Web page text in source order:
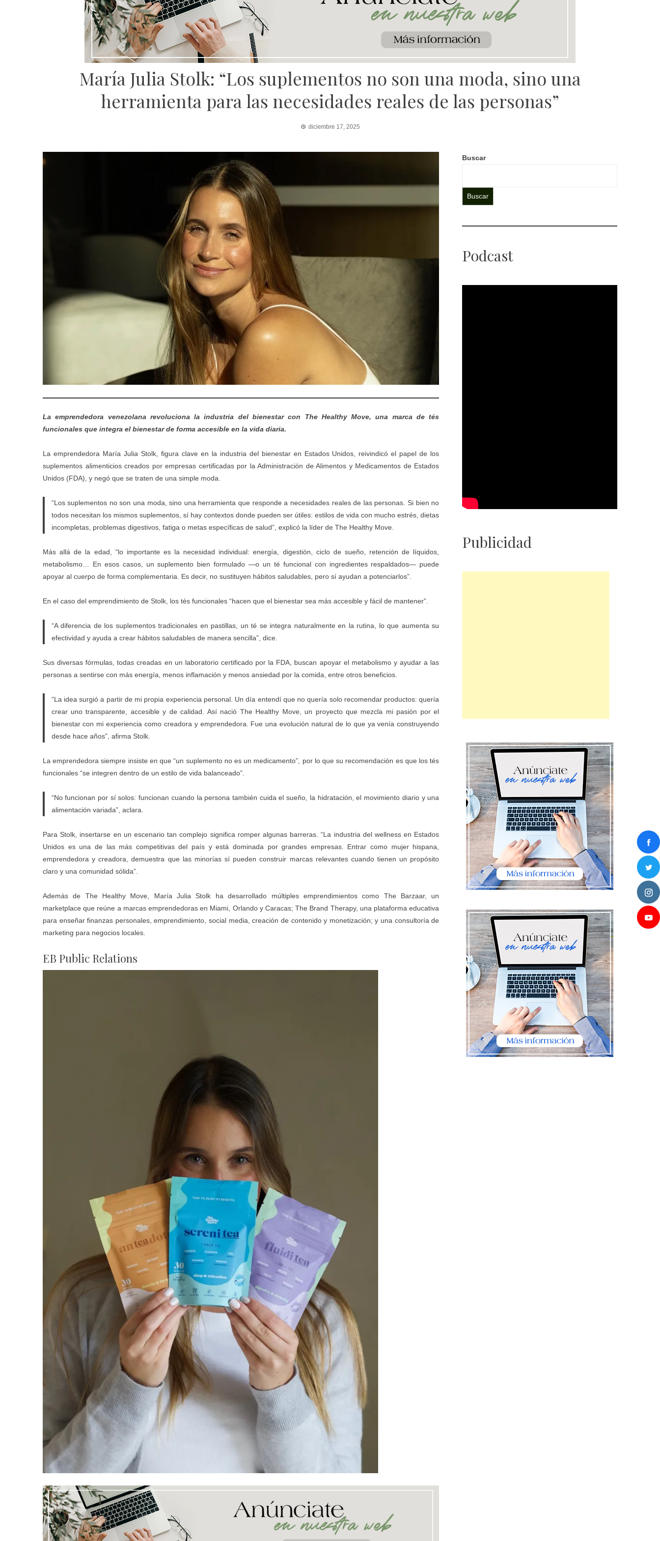
María Julia Stolk: “Los suplementos no son una moda, sino una
herramienta para las necesidades reales de las personas”
diciembre 17, 2025
La emprendedora venezolana revoluciona la industria del bienestar con The Healthy Move, una marca de tés
funcionales que integra el bienestar de forma accesible en la vida diaria.
La emprendedora María Julia Stolk, figura clave en la industria del bienestar en Estados Unidos, reivindicó el papel de los
suplementos alimenticios creados por empresas certificadas por la Administración de Alimentos y Medicamentos de Estados
Unidos (FDA), y negó que se traten de una simple moda.
“Los suplementos no son una moda, sino una herramienta que responde a necesidades reales de las personas. Si bien no
todos necesitan los mismos suplementos, sí hay contextos donde pueden ser útiles: estilos de vida con mucho estrés, dietas
incompletas, problemas digestivos, fatiga o metas específicas de salud”, explicó la líder de The Healthy Move.
Más allá de la edad, “lo importante es la necesidad individual: energía, digestión, ciclo de sueño, retención de líquidos,
metabolismo… En esos casos, un suplemento bien formulado —o un té funcional con ingredientes respaldados— puede
apoyar al cuerpo de forma complementaria. Es decir, no sustituyen hábitos saludables, pero sí ayudan a potenciarlos”.
En el caso del emprendimiento de Stolk, los tés funcionales “hacen que el bienestar sea más accesible y fácil de mantener”.
“A diferencia de los suplementos tradicionales en pastillas, un té se integra naturalmente en la rutina, lo que aumenta su
efectividad y ayuda a crear hábitos saludables de manera sencilla”, dice.
Sus diversas fórmulas, todas creadas en un laboratorio certificado por la FDA, buscan apoyar el metabolismo y ayudar a las
personas a sentirse con más energía, menos inflamación y menos ansiedad por la comida, entre otros beneficios.
“La idea surgió a partir de mi propia experiencia personal. Un día entendí que no quería solo recomendar productos: quería
crear uno transparente, accesible y de calidad. Así nació The Healthy Move, un proyecto que mezcla mi pasión por el
bienestar con mi experiencia como creadora y emprendedora. Fue una evolución natural de lo que ya venía construyendo
desde hace años”, afirma Stolk.
La emprendedora siempre insiste en que “un suplemento no es un medicamento”, por lo que su recomendación es que los tés
funcionales “se integren dentro de un estilo de vida balanceado”.
“No funcionan por sí solos: funcionan cuando la persona también cuida el sueño, la hidratación, el movimiento diario y una
alimentación variada”, aclara.
Para Stolk, insertarse en un escenario tan complejo significa romper algunas barreras. “La industria del wellness en Estados
Unidos es una de las más competitivas del país y está dominada por grandes empresas. Entrar como mujer hispana,
emprendedora y creadora, demuestra que las minorías sí pueden construir marcas relevantes cuando tienen un propósito
claro y una comunidad sólida”.
Además de The Healthy Move, María Julia Stolk ha desarrollado múltiples emprendimientos como The Barzaar, un
marketplace que reúne a marcas emprendedoras en Miami, Orlando y Caracas; The Brand Therapy, una plataforma educativa
para enseñar finanzas personales, emprendimiento, social media, creación de contenido y monetización; y una consultoría de
marketing para negocios locales.
EB Public Relations
Buscar
Buscar
Podcast
Publicidad